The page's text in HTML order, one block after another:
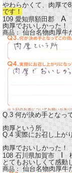
やわらかくて、肉厚で
です！
109 愛知県額田郡A
肉厚でおいしかった！
商品：仙台名物肉厚牛
Q.3 何が決め手となっ
肉厚という所。
Q.4 実際にお召し上が
肉厚でおいしかった！
108 石川県加賀市I
とてもおいしくて感動
商品：仙台名物肉厚牛